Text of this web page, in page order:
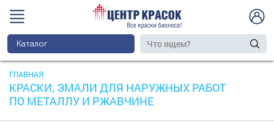
Каталог
ГЛАВНАЯ
КРАСКИ, ЭМАЛИ ДЛЯ НАРУЖНЫХ РАБОТ
ПО МЕТАЛЛУ И РЖАВЧИНЕ